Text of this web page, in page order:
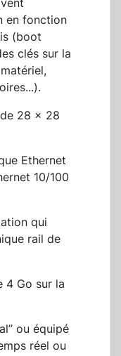
en fonction
(boot
clés sur la
28 x 28
Ethernet
10/100
qui
rail de
4 Go sur la
ou équipé
réel ou